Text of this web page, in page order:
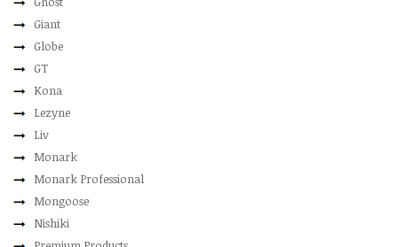
Giant
Globe
GT
Kona
Lezyne
Liv
Monark
Monark Professional
Mongoose
Nishiki